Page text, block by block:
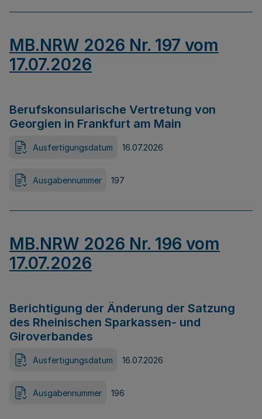
MB.NRW 2026 Nr. 197 vom
17.07.2026
Berufskonsularische Vertretung von
Georgien in Frankfurt am Main
Ausfertigungsdatum 16.07.2026
Ausgabennummer 197
MB.NRW 2026 Nr. 196 vom
17.07.2026
Berichtigung der Änderung der Satzung
des Rheinischen Sparkassen- und
Giroverbandes
Ausfertigungsdatum 16.07.2026
Ausgabennummer 196